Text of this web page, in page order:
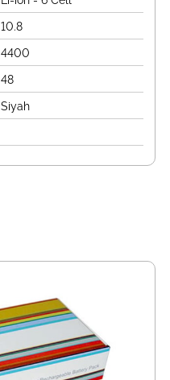
10.8
4400
48
Siyah